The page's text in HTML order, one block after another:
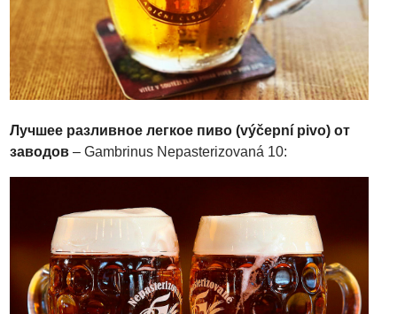
Лучшее разливное легкое пиво (výčepní pivo) от
заводов –Gambrinus Nepasterizovaná 10: